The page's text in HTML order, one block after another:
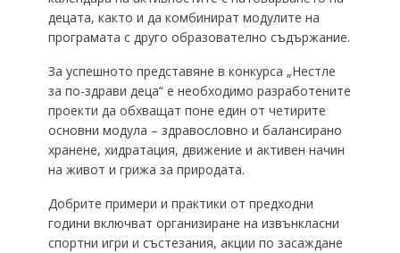
децата, както и да комбинират модулите на
програмата с друго образователно съдържание.
За успешното представяне в конкурса „Нестле
за по-здрави деца“ е необходимо разработените
проекти да обхващат поне един от четирите
основни модула – здравословно и балансирано
хранене, хидратация, движение и активен начин
на живот и грижа за природата.
Добрите примери и практики от предходни
години включват организиране на извънкласни
спортни игри и състезания, акции по засаждане